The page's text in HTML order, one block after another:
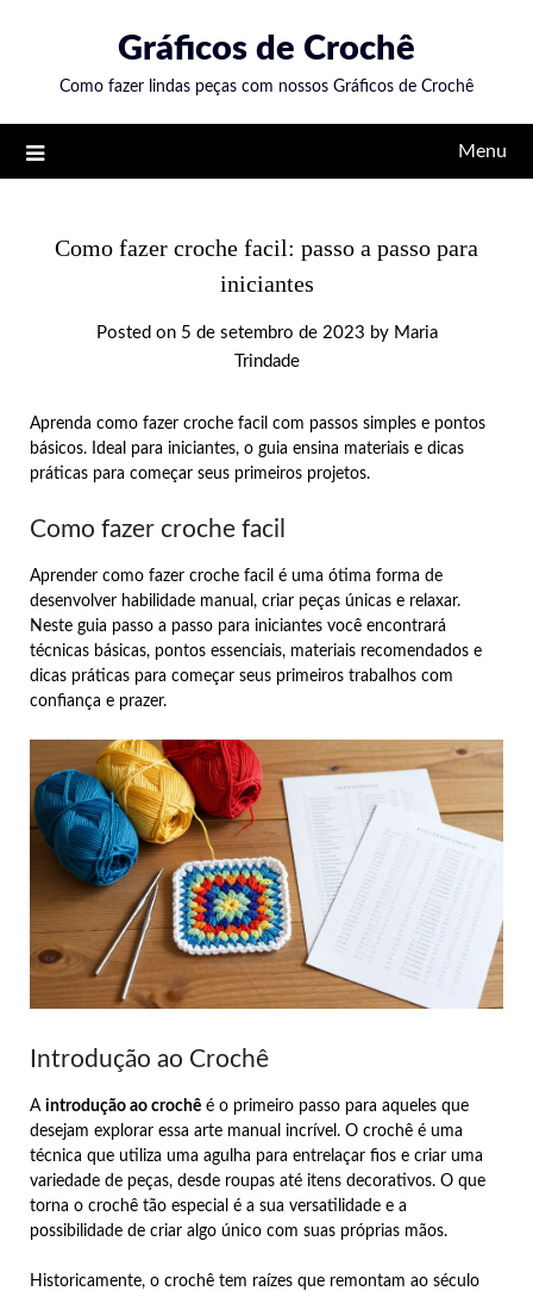
content
Gráficos de Crochê
Como fazer lindas peças com nossos Gráficos de Crochê
Menu
Como fazer croche facil: passo a passo para
iniciantes
Posted on 5 de setembro de 2023 by Maria
Trindade
Aprenda como fazer croche facil com passos simples e pontos
básicos. Ideal para iniciantes, o guia ensina materiais e dicas
práticas para começar seus primeiros projetos.
Como fazer croche facil
Aprender como fazer croche facil é uma ótima forma de
desenvolver habilidade manual, criar peças únicas e relaxar.
Neste guia passo a passo para iniciantes você encontrará
técnicas básicas, pontos essenciais, materiais recomendados e
dicas práticas para começar seus primeiros trabalhos com
confiança e prazer.
Introdução ao Crochê
A introdução ao crochê é o primeiro passo para aqueles que
desejam explorar essa arte manual incrível. O crochê é uma
técnica que utiliza uma agulha para entrelaçar fios e criar uma
variedade de peças, desde roupas até itens decorativos. O que
torna o crochê tão especial é a sua versatilidade e a
possibilidade de criar algo único com suas próprias mãos.
Historicamente, o crochê tem raízes que remontam ao século